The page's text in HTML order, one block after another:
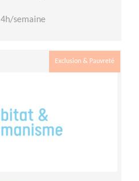
4h/semaine
Exclusion & Pauvreté